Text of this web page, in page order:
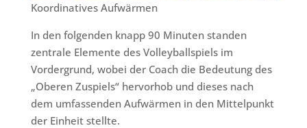
Koordinatives Aufwärmen
In den folgenden knapp 90 Minuten standen
zentrale Elemente des Volleyballspiels im
Vordergrund, wobei der Coach die Bedeutung des
„Oberen Zuspiels“ hervorhob und dieses nach
dem umfassenden Aufwärmen in den Mittelpunkt
der Einheit stellte.